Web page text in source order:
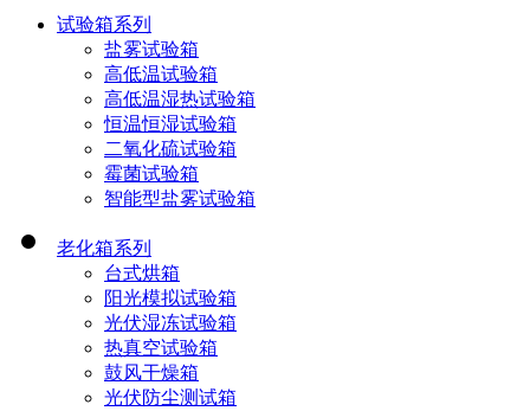
试验箱系列
盐雾试验箱
高低温试验箱
高低温湿热试验箱
恒温恒湿试验箱
二氧化硫试验箱
霉菌试验箱
智能型盐雾试验箱
老化箱系列
台式烘箱
阳光模拟试验箱
光伏湿冻试验箱
热真空试验箱
鼓风干燥箱
光伏防尘测试箱